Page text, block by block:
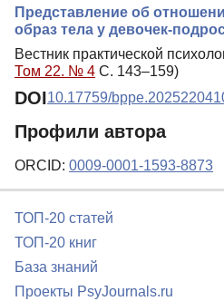
Представление об
образ тела у девочек-
Вестник практической
Том 22. № 4 С. 143–159)
DOI10.17759/
Профили автора
ORCID: 0009-0001-1593-8873
ТОП-20 статей
ТОП-20 книг
База знаний
Проекты PsyJournals.ru